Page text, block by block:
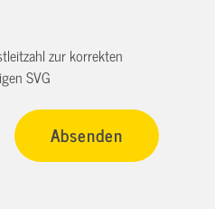
zur korrekten
SVG